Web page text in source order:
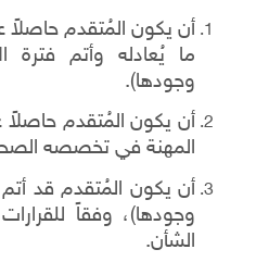
أن يكون المُتقدم حاصلاً
ما يُعادله وأتم فترة
وجودها).
أن يكون المُتقدم
المهنة في تخصصه
أن يكون المُتقدم قد
وجودها)، وفقاً
الشأن.